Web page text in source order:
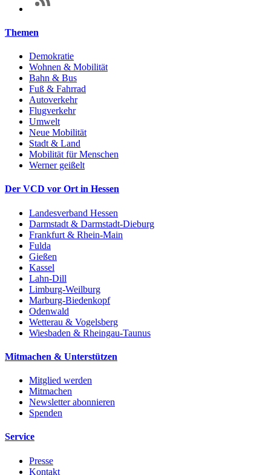
Themen
Demokratie
Wohnen & Mobilität
Bahn & Bus
Fuß & Fahrrad
Autoverkehr
Flugverkehr
Umwelt
Neue Mobilität
Stadt & Land
Mobilität für Menschen
Werner geißelt
Der VCD vor Ort in Hessen
Landesverband Hessen
Darmstadt & Darmstadt-Dieburg
Frankfurt & Rhein-Main
Fulda
Gießen
Kassel
Lahn-Dill
Limburg-Weilburg
Marburg-Biedenkopf
Odenwald
Wetterau & Vogelsberg
Wiesbaden & Rheingau-Taunus
Mitmachen & Unterstützen
Mitglied werden
Mitmachen
Newsletter abonnieren
Spenden
Service
Presse
Kontakt